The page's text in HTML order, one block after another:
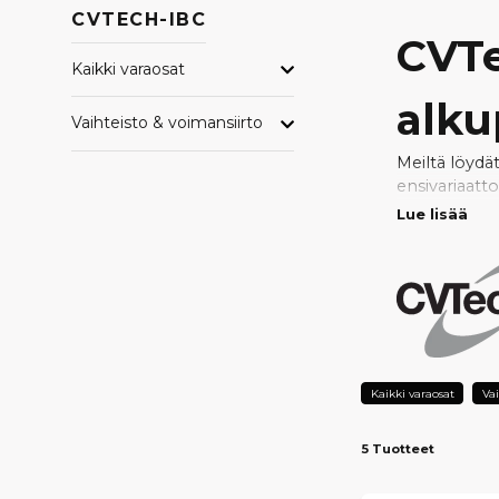
CVTECH-IBC
Kaikki varaosat
Vaihteisto & voimansiirto
Meiltä löydät
saman
Täydellisen
Lue lisää
Kaikki varaosat
5 Tuotteet